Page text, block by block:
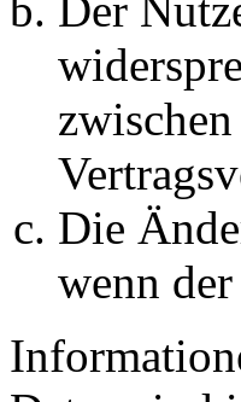
Die
wenn